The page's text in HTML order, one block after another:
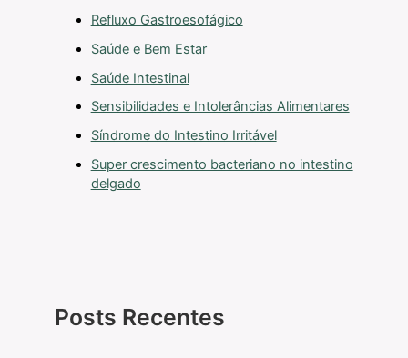
Refluxo Gastroesofágico
Saúde e Bem Estar
Saúde Intestinal
Sensibilidades e Intolerâncias Alimentares
Síndrome do Intestino Irritável
Super crescimento bacteriano no intestino
delgado
Posts Recentes